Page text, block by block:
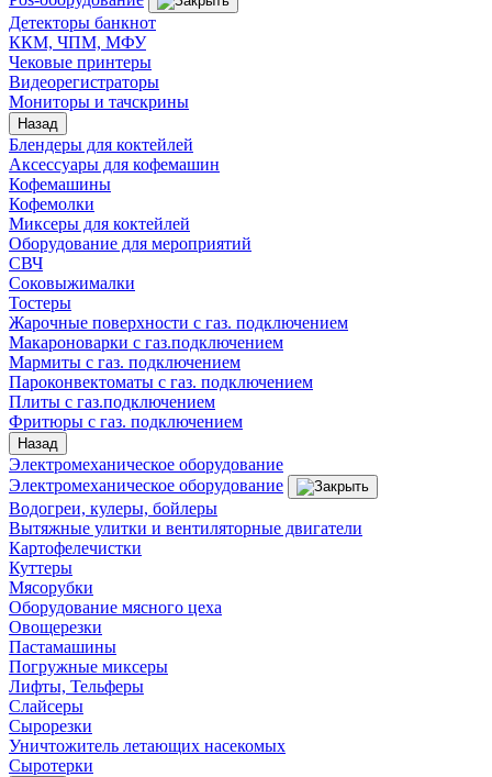
Детекторы банкнот
ККМ, ЧПМ, МФУ
Чековые принтеры
Видеорегистраторы
Мониторы и тачскрины
Назад
Блендеры для коктейлей
Аксессуары для кофемашин
Кофемашины
Кофемолки
Миксеры для коктейлей
Оборудование для мероприятий
СВЧ
Соковыжималки
Тостеры
Жарочные поверхности с газ. подключением
Макароноварки с газ.подключением
Мармиты с газ. подключением
Пароконвектоматы с газ. подключением
Плиты с газ.подключением
Фритюры с газ. подключением
Назад
Электромеханическое оборудование
Электромеханическое оборудование
Водогреи, кулеры, бойлеры
Вытяжные улитки и вентиляторные двигатели
Картофелечистки
Куттеры
Мясорубки
Оборудование мясного цеха
Овощерезки
Пастамашины
Погружные миксеры
Лифты, Тельферы
Слайсеры
Сырорезки
Уничтожитель летающих насекомых
Сыротерки